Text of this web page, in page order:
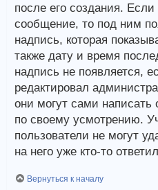
после его создания.
сообщение, то под ним
надпись, которая
также дату и время
надпись не появляется,
редактировал
они могут сами
по своему усмотрению.
пользователи не могут
на него уже кто-то
Вернуться к началу